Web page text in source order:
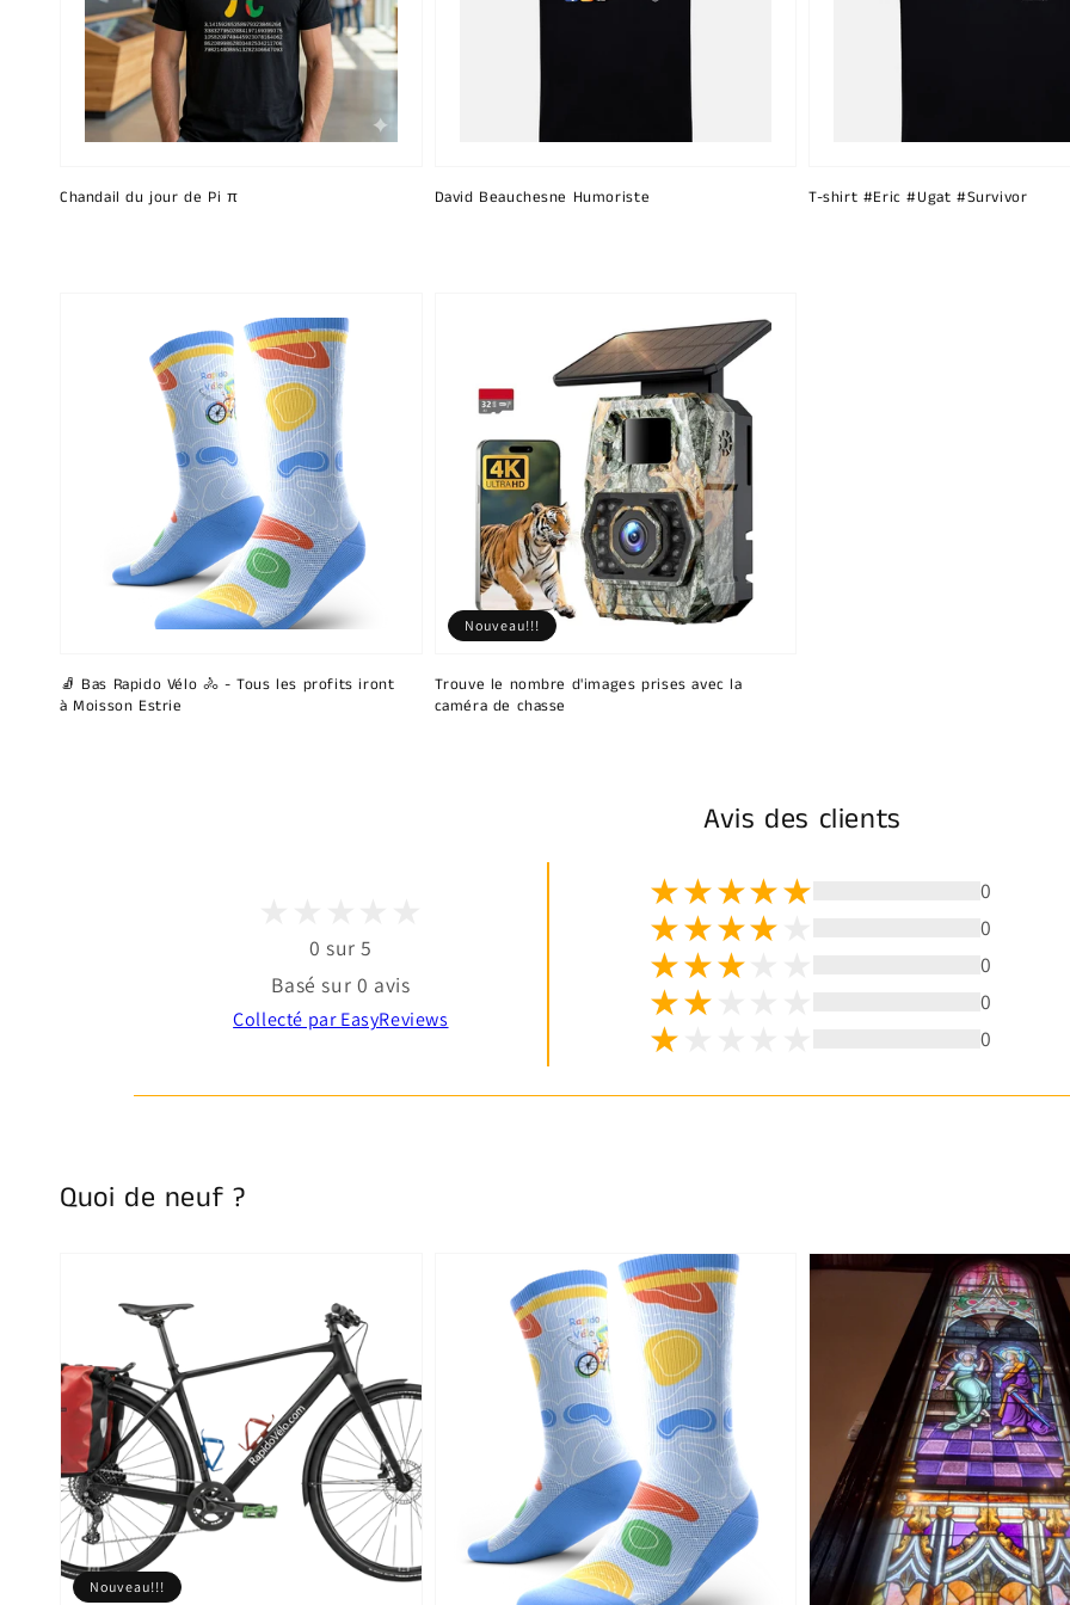
Chandail du jour de Pi π David Beauchesne Humoriste T-shirt #Eric #Ugat #Survivor
🧦 Bas Rapido Vélo 🚴 - Tous les profits iront
à Moisson Estrie
Trouve le nombre d'images prises avec la
caméra de chasse
Nouveau!!!
Avis des clients
0 sur 5
Basé sur 0 avis
Collecté par EasyReviews
0
0
0
0
0
Quoi de neuf ?
Nouveau!!!